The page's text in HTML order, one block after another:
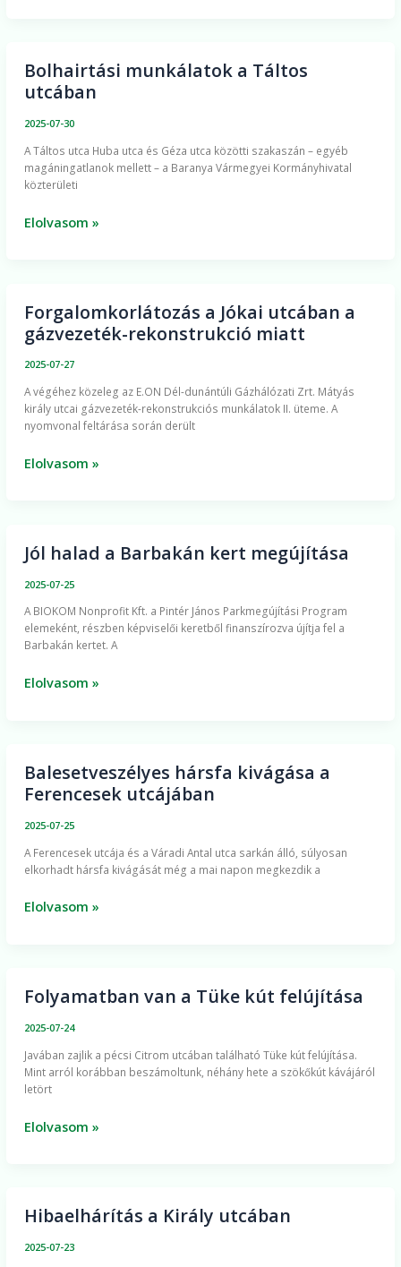
Bolhairtási munkálatok a Táltos
utcában
2025-07-30
​A Táltos utca Huba utca és Géza utca közötti szakaszán – egyéb
magáningatlanok mellett – a Baranya Vármegyei Kormányhivatal
közterületi
Bolhairtási
munkálatok
utcában
Elolvasom »
Forgalomkorlátozás a Jókai utcában a
gázvezeték-rekonstrukció miatt
2025-07-27
A végéhez közeleg az E.ON Dél-dunántúli Gázhálózati Zrt. Mátyás
király utcai gázvezeték-rekonstrukciós munkálatok II. üteme. A
nyomvonal feltárása során derült
Forgalomkorlátozás
a
a
gázvezeték-
miatt
Elolvasom »
Jól halad a Barbakán kert megújítása
2025-07-25
A BIOKOM Nonprofit Kft. a Pintér János Parkmegújítási Program
elemeként, részben képviselői keretből finanszírozva újítja fel a
Barbakán kertet. A
Jól
Barbakán
kert
Elolvasom »
Balesetveszélyes hársfa kivágása a
Ferencesek utcájában
2025-07-25
A Ferencesek utcája és a Váradi Antal utca sarkán álló, súlyosan
elkorhadt hársfa kivágását még a mai napon megkezdik a
Balesetveszélyes
hársfa
Ferencesek
utcájában
Elolvasom »
Folyamatban van a Tüke kút felújítása
2025-07-24
​Javában zajlik a pécsi Citrom utcában található Tüke kút felújítása.
Mint arról korábban beszámoltunk, néhány hete a szökőkút kávájáról
letört
Folyamatban
Tüke
kút
Elolvasom »
Hibaelhárítás a Király utcában
2025-07-23
Hibaelhárítás